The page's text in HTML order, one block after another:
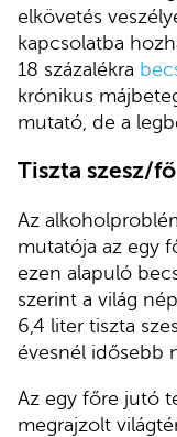
elkövetés
kapcsolatba
18 százalékra
krónikus
mutató, de a
Tiszta szesz/fő
Az
mutatója az egy
ezen alapuló
szerint a világ
6,4 liter tiszta
évesnél idősebb
Az egy főre jutó
megrajzolt